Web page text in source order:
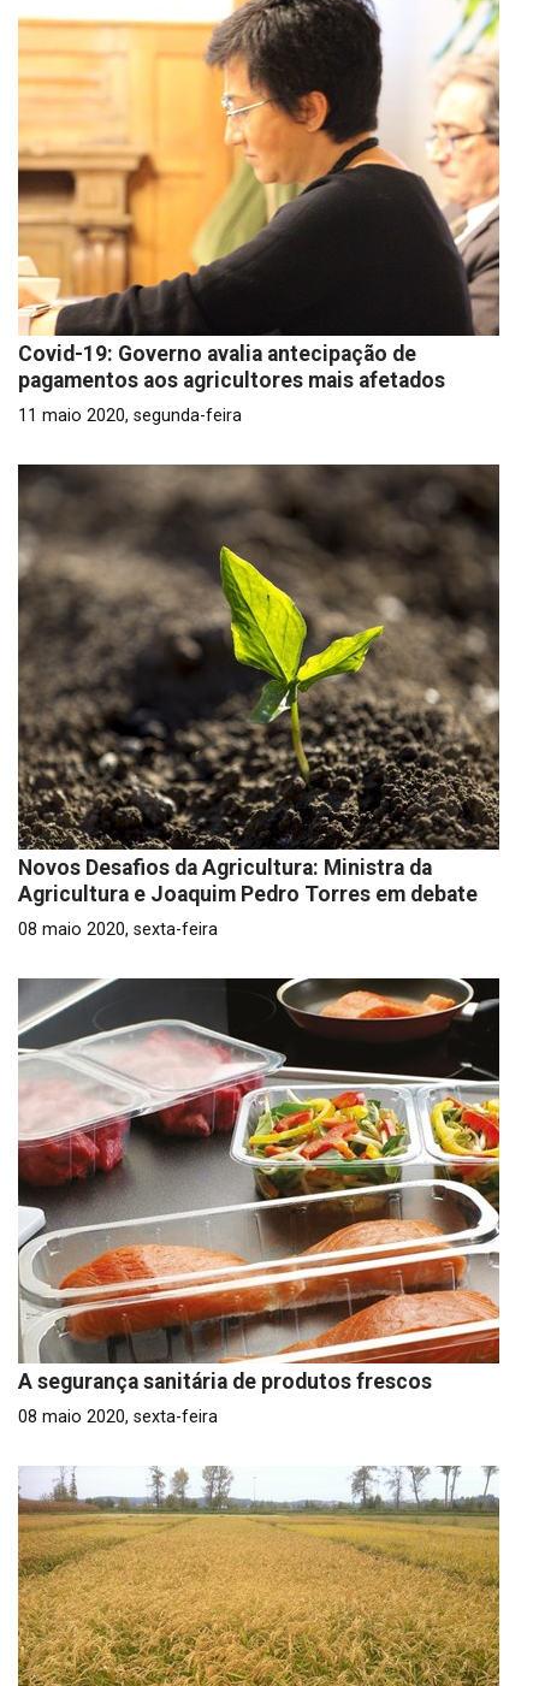
Covid-19: Governo avalia antecipação de
pagamentos aos agricultores mais afetados
11 maio 2020, segunda-feira
Novos Desafios da Agricultura: Ministra da
Agricultura e Joaquim Pedro Torres em debate
08 maio 2020, sexta-feira
A segurança sanitária de produtos frescos
08 maio 2020, sexta-feira